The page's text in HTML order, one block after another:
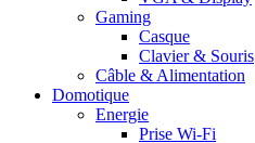
Gaming
Casque
Clavier & Souris
Câble & Alimentation
Domotique
Energie
Prise Wi-Fi